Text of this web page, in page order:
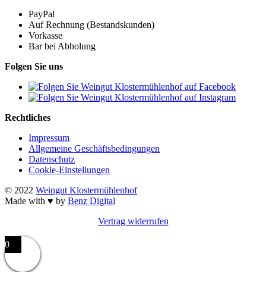
PayPal
Auf Rechnung (Bestandskunden)
Vorkasse
Bar bei Abholung
Folgen Sie uns
Rechtliches
Impressum
Allgemeine Geschäftsbedingungen
Datenschutz
Cookie-Einstellungen
© 2022 Weingut Klostermühlenhof
Made with ♥ by Benz Digital
Vertrag widerrufen
0